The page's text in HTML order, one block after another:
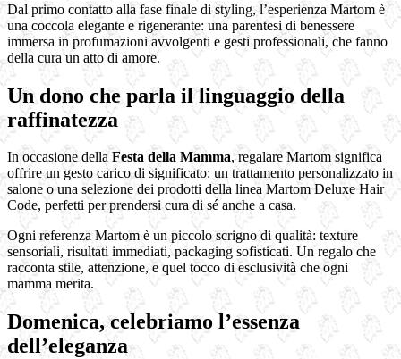
Dal primo contatto alla fase finale di styling, l’esperienza Martom è
una coccola elegante e rigenerante: una parentesi di benessere
immersa in profumazioni avvolgenti e gesti professionali, che fanno
della cura un atto di amore.
Un dono che parla il linguaggio della
raffinatezza
In occasione dellaFesta della Mamma, regalare Martom significa
offrire un gesto carico di significato: un trattamento personalizzato in
salone o una selezione dei prodotti della linea Martom Deluxe Hair
Code, perfetti per prendersi cura di sé anche a casa.
Ogni referenza Martom è un piccolo scrigno di qualità: texture
sensoriali, risultati immediati, packaging sofisticati. Un regalo che
racconta stile, attenzione, e quel tocco di esclusività che ogni
mamma merita.
Domenica, celebriamo l’essenza
dell’eleganza